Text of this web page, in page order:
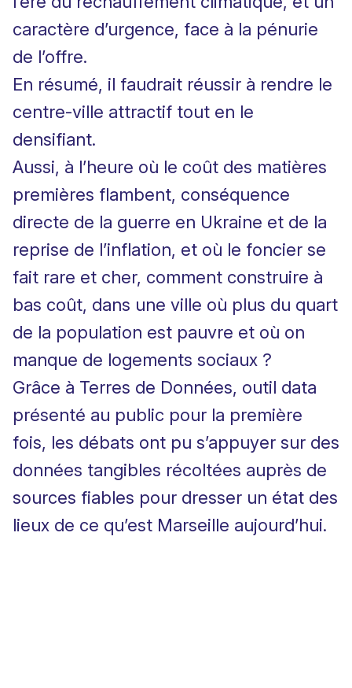
caractère d’urgence, face à la pénurie
de l’offre.
En résumé, il faudrait réussir à rendre le
centre-ville attractif tout en le
densifiant.
Aussi, à l’heure où le coût des matières
premières flambent, conséquence
directe de la guerre en Ukraine et de la
reprise de l’inflation, et où le foncier se
fait rare et cher, comment construire à
bas coût, dans une ville où plus du quart
de la population est pauvre et où on
manque de logements sociaux ?
Grâce à Terres de Données, outil data
présenté au public pour la première
fois, les débats ont pu s’appuyer sur des
données tangibles récoltées auprès de
sources fiables pour dresser un état des
lieux de ce qu’est Marseille aujourd’hui.